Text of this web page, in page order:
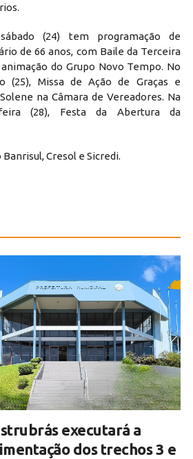
(24) tem programação de
de 66 anos, com Baile da Terceira
animação do Grupo Novo Tempo. No
(25), Missa de Ação de Graças e
na Câmara de Vereadores. Na
feira (28), Festa da Abertura da
Cresol e Sicredi.
executará a
dos trechos 3 e